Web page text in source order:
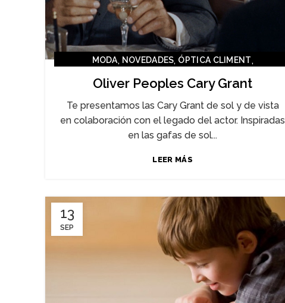
MODA, NOVEDADES, ÓPTICA CLIMENT,
Oliver Peoples Cary Grant
Te presentamos las Cary Grant de sol y de vista
en colaboración con el legado del actor. Inspiradas
en las gafas de sol...
LEER MÁS
13
SEP